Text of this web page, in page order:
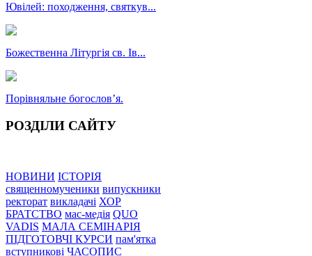
Ювілей: походження, святкув...
Божественна Літургія св. Ів...
Порівняльне богословʼя.
РОЗДІЛИ САЙТУ
НОВИНИ ІСТОРІЯ
священномученики випускники
ректорат викладачі ХОР
БРАТСТВО мас-медія QUO
VADIS МАЛА СЕМІНАРІЯ
ПІДГОТОВЧІ КУРСИ пам'ятка
вступникові ЧАСОПИС